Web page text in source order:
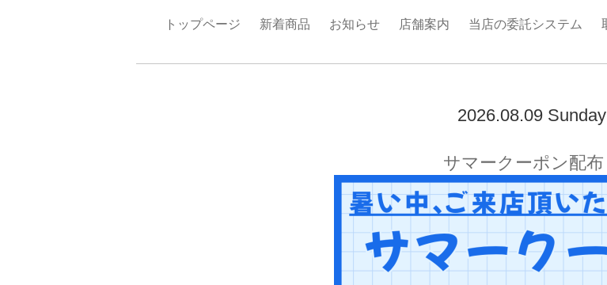
トップページ 新着商品 お知らせ 店舗案内 当店の委託システム
2026.08.09 Sunday
サマークーポン配布